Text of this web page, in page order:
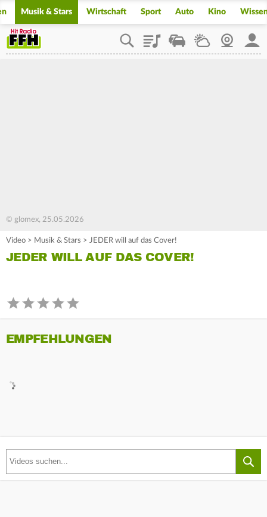
Musik & Stars Wirtschaft Sport Auto Kino
PlaylistStaupilotWetterWebcam
© glomex, 25.05.2026
Video > Musik & Stars > JEDER will auf das Cover!
JEDER WILL AUF DAS COVER!
EMPFEHLUNGEN